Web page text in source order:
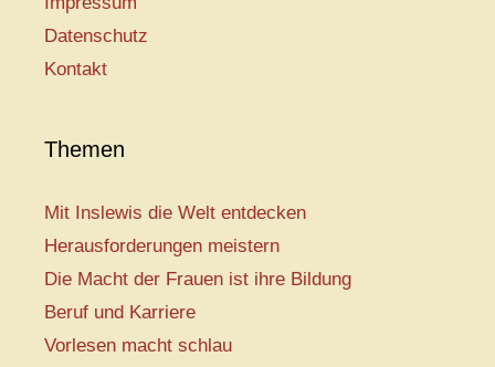
Datenschutz
Kontakt
Themen
Mit Inslewis die Welt entdecken
Herausforderungen meistern
Die Macht der Frauen ist ihre Bildung
Beruf und Karriere
Vorlesen macht schlau